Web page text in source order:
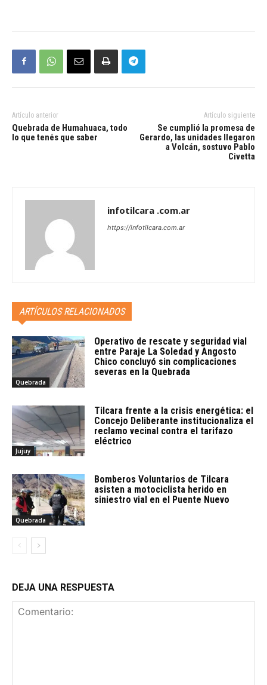
Artículo anterior
Quebrada de Humahuaca, todo
lo que tenés que saber
Artículo siguiente
Se cumplió la promesa de
Gerardo, las unidades llegaron
a Volcán, sostuvo Pablo
Civetta
infotilcara .com.ar
https://infotilcara.com.ar
ARTÍCULOS RELACIONADOS
Quebrada
Operativo de rescate y seguridad vial
entre Paraje La Soledad y Angosto
Chico concluyó sin complicaciones
severas en la Quebrada
Jujuy
Tilcara frente a la crisis energética: el
Concejo Deliberante institucionaliza el
reclamo vecinal contra el tarifazo
eléctrico
Quebrada
Bomberos Voluntarios de Tilcara
asisten a motociclista herido en
siniestro vial en el Puente Nuevo
DEJA UNA RESPUESTA